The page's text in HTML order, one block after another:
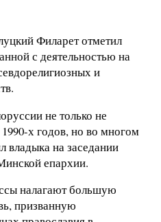
Филарет отметил
с деятельностью на
и
не только не
х годов, но во многом
владыка на заседании
епархии.
налагают большую
призванную